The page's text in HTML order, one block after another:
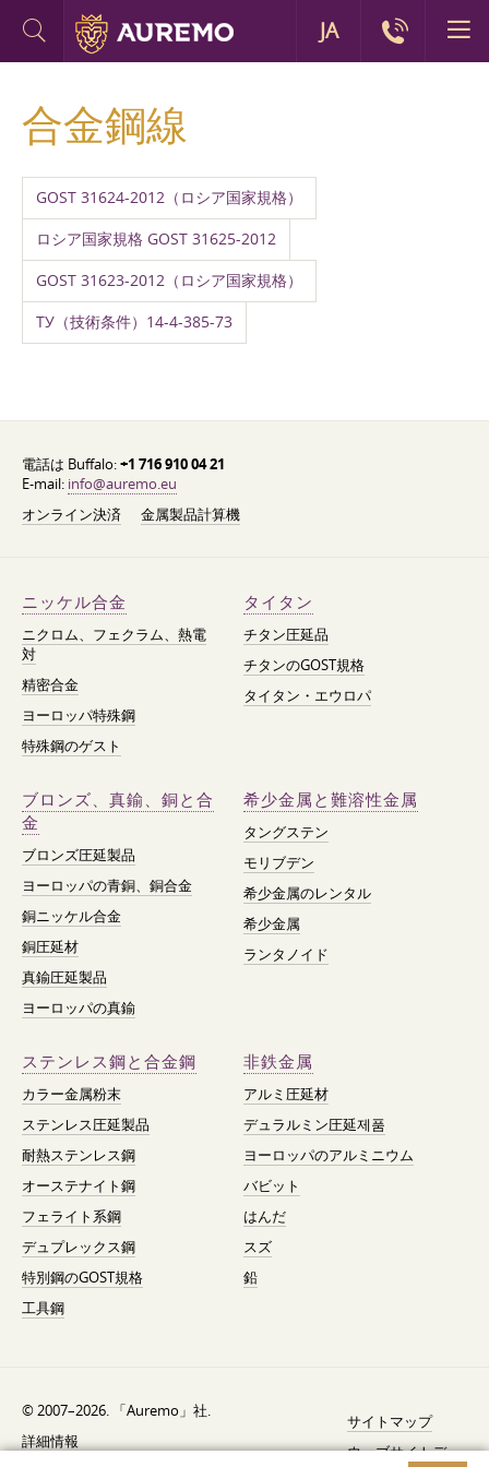
合金鋼線
GOST 31624-2012（ロシア国家規格）
ロシア国家規格 GOST 31625-2012
GOST 31623-2012（ロシア国家規格）
ТУ（技術条件）14-4-385-73
電話は Buffalo:+1 716 910 04 21
E-mail: info@auremo.eu
オンライン決済
金属製品計算機
ニッケル合金
ニクロム、フェクラム、熱電
対
精密合金
ヨーロッパ特殊鋼
特殊鋼のゲスト
タイタン
チタン圧延品
チタンのGOST規格
タイタン・エウロパ
ブロンズ、真鍮、銅と合
金
ブロンズ圧延製品
ヨーロッパの青銅、銅合金
銅ニッケル合金
銅圧延材
真鍮圧延製品
ヨーロッパの真鍮
希少金属と難溶性金属
タングステン
モリブデン
希少金属のレンタル
希少金属
ランタノイド
ステンレス鋼と合金鋼
カラー金属粉末
ステンレス圧延製品
耐熱ステンレス鋼
オーステナイト鋼
フェライト系鋼
デュプレックス鋼
特別鋼のGOST規格
工具鋼
非鉄金属
アルミ圧延材
デュラルミン圧延제품
ヨーロッパのアルミニウム
バビット
はんだ
スズ
鉛
© 2007–2026. 「Auremo」社.
詳細情報
サイトマップ
ウェブサイトデ
JA